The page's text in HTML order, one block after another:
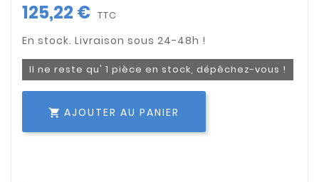
125,22 € TTC
Il ne reste qu' 1 pièce en stock, dépêchez-vous !
 AJOUTER AU PANIER